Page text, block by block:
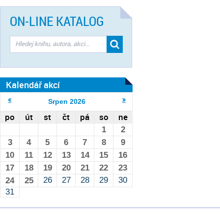
ON-LINE KATALOG
Kalendář akcí
Srpen 2026
po út st čt pá so ne
1
2
3
4 5 6 7 8
9
10
11 12 13 14 15
16
17
18 19 20 21 22
23
24
25 26 27 28 29
30
31